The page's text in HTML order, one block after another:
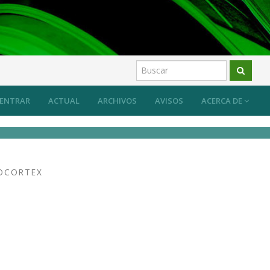
ACTUAL ARCHIVOS AVISOS ACERCA DE
ENTRAR